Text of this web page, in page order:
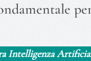
Intelligenza